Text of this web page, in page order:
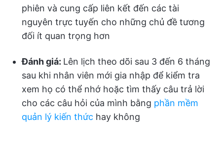
phiên và cung cấp liên kết đến các tài
nguyên trực tuyến cho những chủ đề tương
đối ít quan trọng hơn
Đánh giá: Lên lịch theo dõi sau 3 đến 6 tháng
sau khi nhân viên mới gia nhập để kiểm tra
xem họ có thể nhớ hoặc tìm thấy câu trả lời
cho các câu hỏi của mình bằng phần mềm
quản lý kiến thức hay không